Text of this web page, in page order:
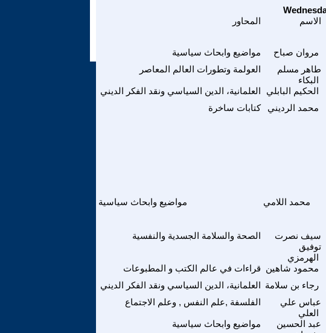
الاسم
مواضيع وابحاث سياسية مروان صباح
العولمة وتطورات العالم المعاصر
طاهر مسلم
البكاء
العلمانية، الدين السياسي ونقد الفكر الديني الحكيم البابلي
كتابات ساخرة
محمد الرديني
مواضيع وابحاث سياسية محمد اللامي
الصحة والسلامة الجسدية والنفسية
سيف نصرت
توفيق
الهرمزي
قراءات في عالم الكتب و المطبوعات محمود شاهين
العلمانية، الدين السياسي ونقد الفكر الديني رجاء بن سلامة
الفلسفة ,علم النفس , وعلم الاجتماع
عباس علي
العلي
مواضيع وابحاث سياسية
عبد الحسين